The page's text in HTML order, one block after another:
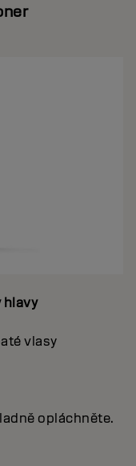
hlavy
vlasy
opláchněte.